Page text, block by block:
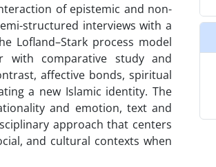
of epistemic and non-
structured interviews with a
Lofland–Stark process model
with comparative study and
affective bonds, spiritual
a new Islamic identity. The
and emotion, text and
approach that centers
and cultural contexts when